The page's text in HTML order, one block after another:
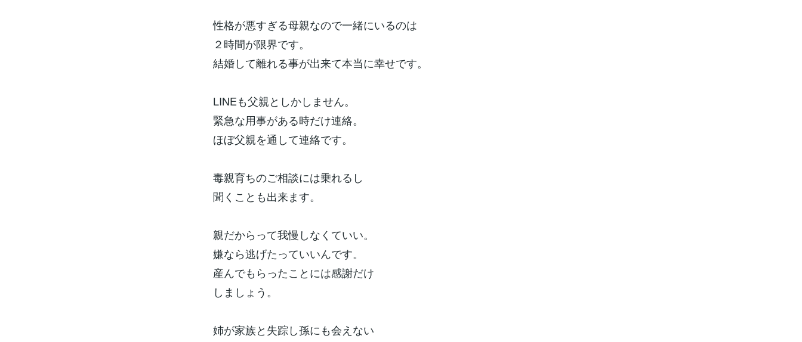
性格が悪すぎる母親なので一緒にいるのは
２時間が限界です。
結婚して離れる事が出来て本当に幸せです。
LINEも父親としかしません。
緊急な用事がある時だけ連絡。
ほぼ父親を通して連絡です。
毒親育ちのご相談には乗れるし
聞くことも出来ます。
親だからって我慢しなくていい。
嫌なら逃げたっていいんです。
産んでもらったことには感謝だけ
しましょう。
姉が家族と失踪し孫にも会えない